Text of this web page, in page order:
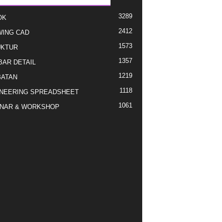
3289
CAD 2412
1573
DETAIL 1357
1219
SPREADSHEET 1118
& WORKSHOP 1061